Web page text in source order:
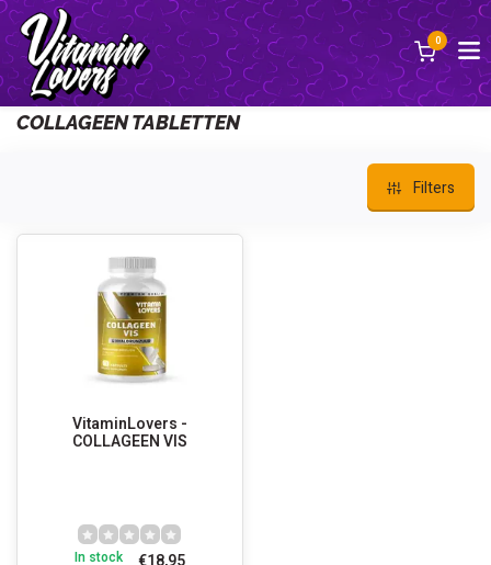
0
Back
COLLAGEEN TABLETTEN
Filters
VitaminLovers -
COLLAGEEN VIS
In stock